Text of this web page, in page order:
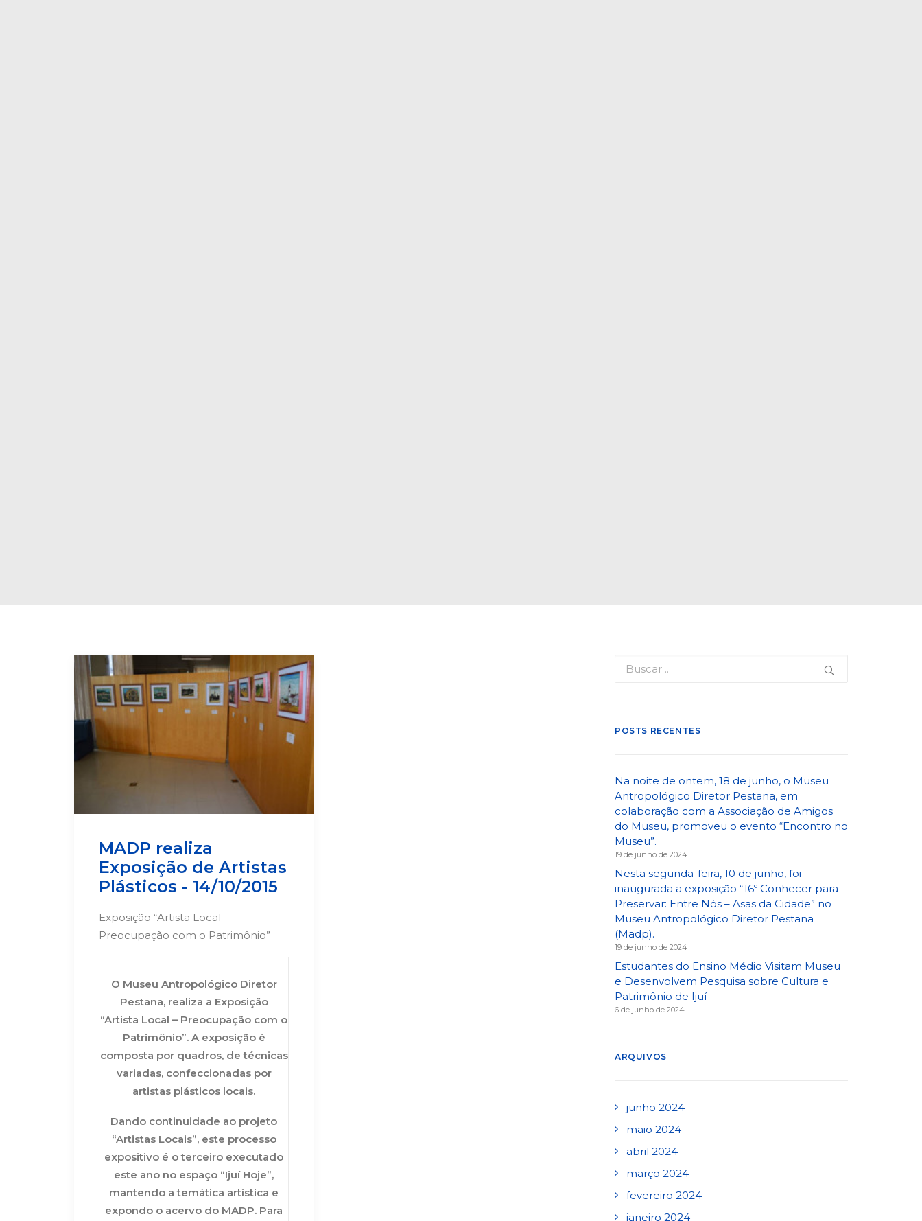
MADP realiza
Exposição de Artistas
Plásticos - 14/10/2015
Exposição “Artista Local –
Preocupação com o Patrimônio”
O Museu Antropológico Diretor
Pestana, realiza a Exposição
“Artista Local – Preocupação com o
Patrimônio”. A exposição é
composta por quadros, de técnicas
variadas, confeccionadas por
artistas plásticos locais.
Dando continuidade ao projeto
“Artistas Locais”, este processo
expositivo é o terceiro executado
este ano no espaço “Ijuí Hoje”,
mantendo a temática artística e
expondo o acervo do MADP. Para
POSTS RECENTES
Na noite de ontem, 18 de junho, o Museu
Antropológico Diretor Pestana, em
colaboração com a Associação de Amigos
do Museu, promoveu o evento “Encontro no
Museu”.
19 de junho de 2024
Nesta segunda-feira, 10 de junho, foi
inaugurada a exposição “16º Conhecer para
Preservar: Entre Nós – Asas da Cidade” no
Museu Antropológico Diretor Pestana
(Madp).
19 de junho de 2024
Estudantes do Ensino Médio Visitam Museu
e Desenvolvem Pesquisa sobre Cultura e
Patrimônio de Ijuí
6 de junho de 2024
ARQUIVOS
junho 2024
maio 2024
abril 2024
março 2024
fevereiro 2024
janeiro 2024